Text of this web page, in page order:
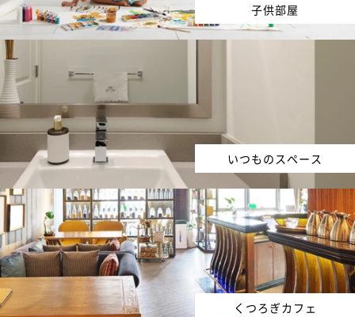
子供部屋
いつものスペース
くつろぎカフェ